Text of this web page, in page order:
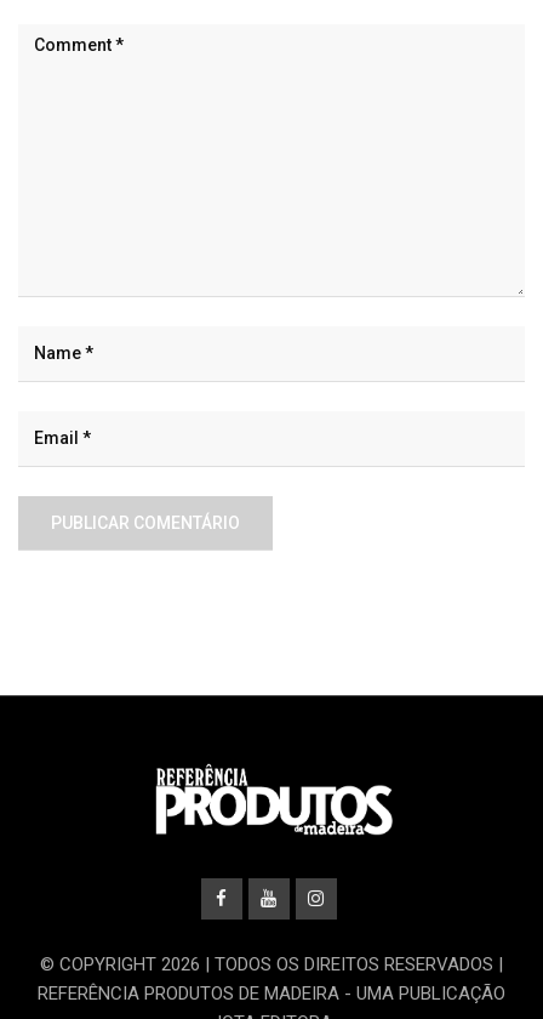
© COPYRIGHT 2026 | TODOS OS DIREITOS RESERVADOS |
REFERÊNCIA PRODUTOS DE MADEIRA - UMA PUBLICAÇÃO